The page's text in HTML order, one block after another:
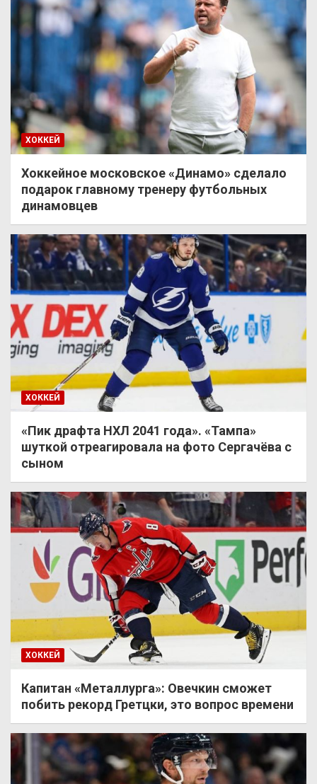
ХОККЕЙ
Хоккейное московское «Динамо» сделало
подарок главному тренеру футбольных
динамовцев
ХОККЕЙ
«Пик драфта НХЛ 2041 года». «Тампа»
шуткой отреагировала на фото Сергачёва с
сыном
ХОККЕЙ
Капитан «Металлурга»: Овечкин сможет
побить рекорд Гретцки, это вопрос времени